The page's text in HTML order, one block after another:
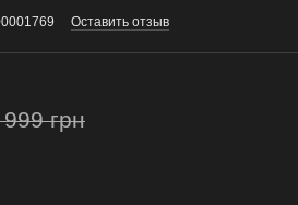
Оставить отзыв
грн